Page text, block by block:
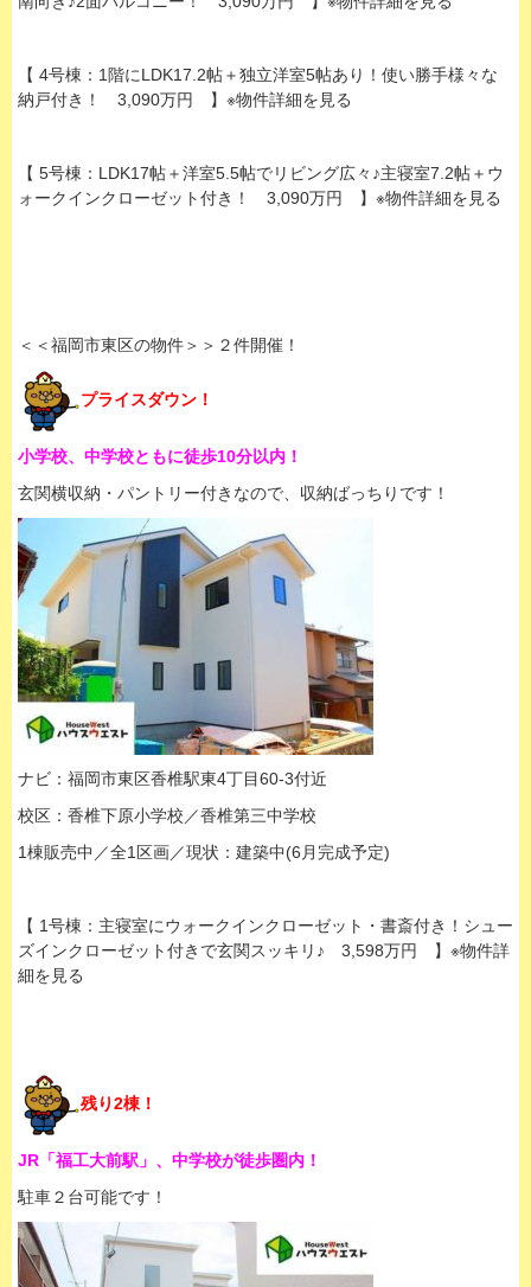
【 4号棟：1階にLDK17.2帖＋独立洋室5帖あり！使い勝手様々な
納戸付き！ 3,090万円 】※物件詳細を見る
【 5号棟：LDK17帖＋洋室5.5帖でリビング広々♪主寝室7.2帖＋ウ
ォークインクローゼット付き！ 3,090万円 】※物件詳細を見る
＜＜福岡市東区の物件＞＞２件開催！
プライスダウン！
小学校、中学校ともに徒歩10分以内！
玄関横収納・パントリー付きなので、収納ばっちりです！
ナビ：福岡市東区香椎駅東4丁目60-3付近
校区：香椎下原小学校／香椎第三中学校
1棟販売中／全1区画／現状：建築中(6月完成予定)
【 1号棟：主寝室にウォークインクローゼット・書斎付き！シュー
ズインクローゼット付きで玄関スッキリ♪ 3,598万円 】※物件詳
細を見る
残り2棟！
JR「福工大前駅」、中学校が徒歩圏内！
駐車２台可能です！